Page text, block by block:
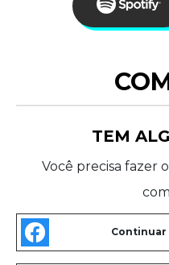
TEM
Você precisa fazer o